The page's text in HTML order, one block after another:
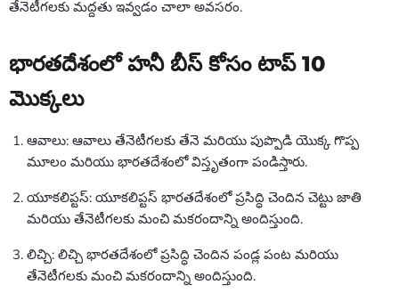
తేనెటీగలకు మద్దతు ఇవ్వడం చాలా అవసరం.
భారతదేశంలో హనీ బీస్ కోసం టాప్ 10
మొక్కలు
ఆవాలు: ఆవాలు తేనెటీగలకు తేనె మరియు పుప్పొడి యొక్క గొప్ప
మూలం మరియు భారతదేశంలో విస్తృతంగా పండిస్తారు.
యూకలిప్టస్: యూకలిప్టస్ భారతదేశంలో ప్రసిద్ధి చెందిన చెట్టు జాతి
మరియు తేనెటీగలకు మంచి మకరందాన్ని అందిస్తుంది.
లిచ్చి: లిచ్చి భారతదేశంలో ప్రసిద్ధి చెందిన పండ్ల పంట మరియు
తేనెటీగలకు మంచి మకరందాన్ని అందిస్తుంది.